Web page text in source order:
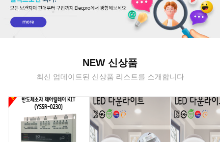
NEW 신상품
최신 업데이트된 신상품 리스트를 소개합니다